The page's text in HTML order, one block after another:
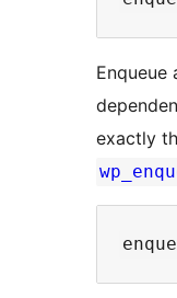
exactly